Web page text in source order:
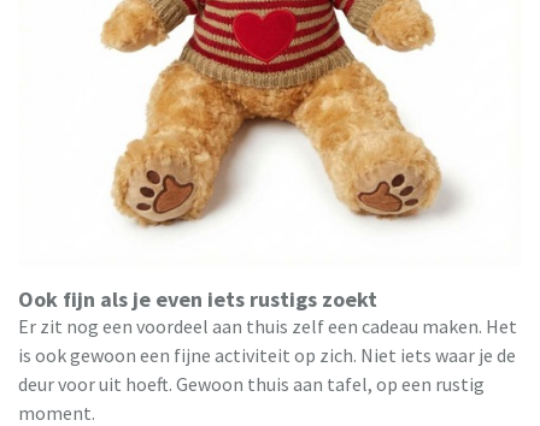
Ook fijn als je even iets rustigs zoekt
Er zit nog een voordeel aan thuis zelf een cadeau maken. Het
is ook gewoon een fijne activiteit op zich. Niet iets waar je de
deur voor uit hoeft. Gewoon thuis aan tafel, op een rustig
moment.